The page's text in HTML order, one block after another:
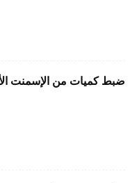
ضبط كميات من الإسمنت